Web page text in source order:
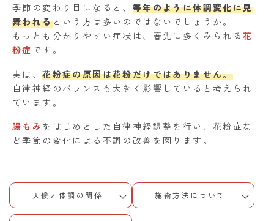
季節の変わり目になると、 毎年のように体調変化に見
舞われるという方は多いのではないでしょうか。
もっとも分かりやすい症状は、春先に多くみられる花
粉症 です。
実は、花粉症の原因は花粉だけではありません。
自律神経のバランスも大きく影響していると考えられ
ています。
腸もみ をはじめとした自律神経調整を行い、花粉症な
ど季節の変化による不調の改善を図ります。
天候と体調の関係 施術方法について